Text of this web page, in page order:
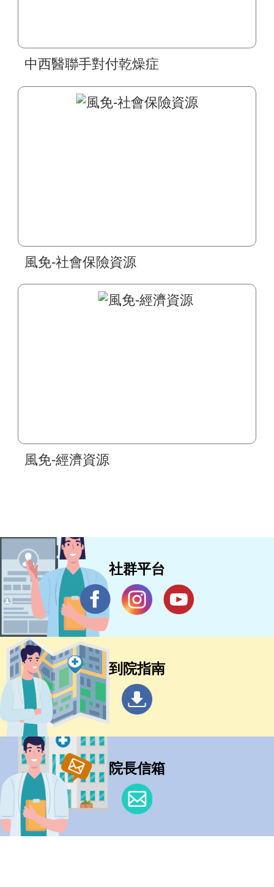
中西醫聯手對付乾燥症
風免-社會保險資源
風免-經濟資源
社群平台
到院指南
院長信箱